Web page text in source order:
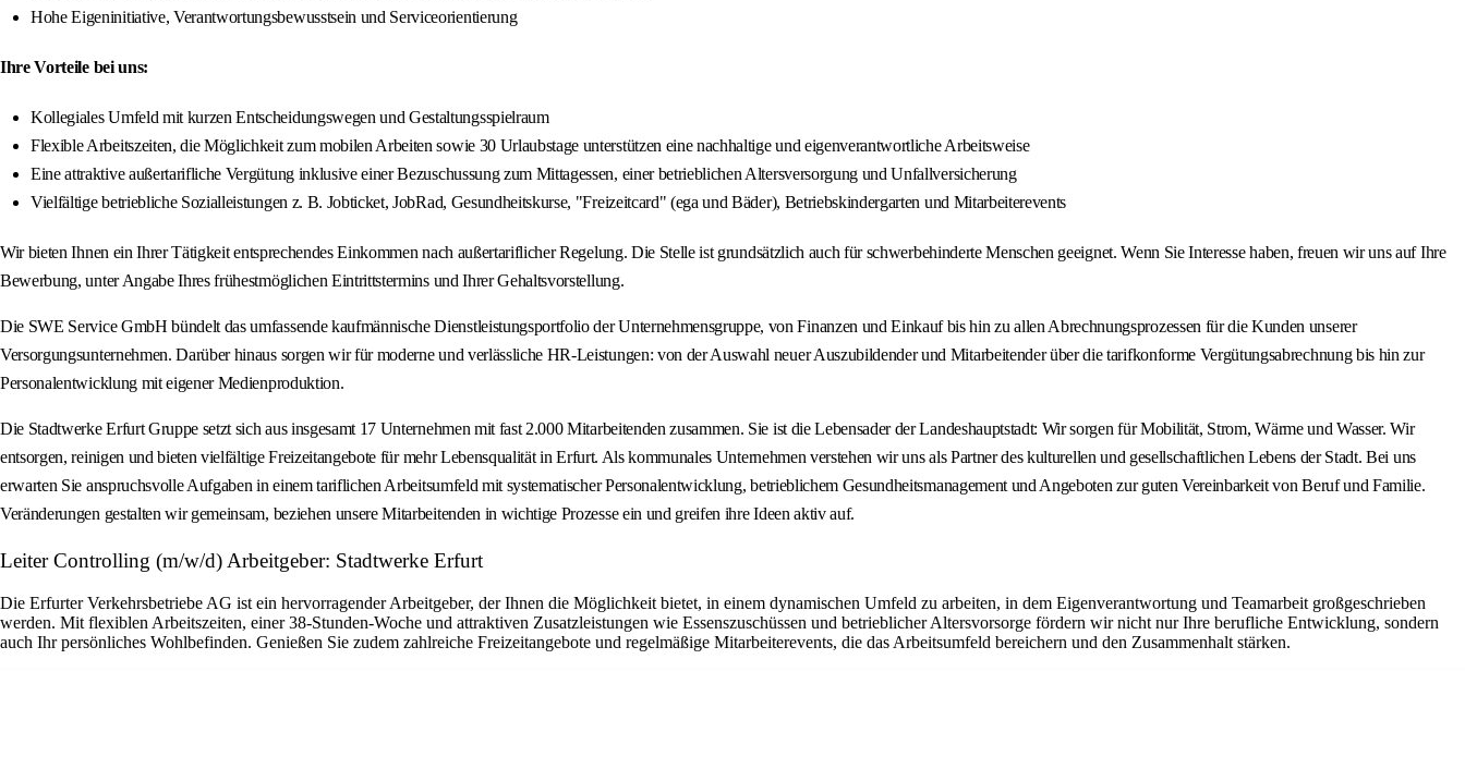
Hohe Eigeninitiative, Verantwortungsbewusstsein und Serviceorientierung
Ihre Vorteile bei uns:
Kollegiales Umfeld mit kurzen Entscheidungswegen und Gestaltungsspielraum
Flexible Arbeitszeiten, die Möglichkeit zum mobilen Arbeiten sowie 30 Urlaubstage unterstützen eine nachhaltige und eigenverantwortliche Arbeitsweise
Eine attraktive außertarifliche Vergütung inklusive einer Bezuschussung zum Mittagessen, einer betrieblichen Altersversorgung und Unfallversicherung
Vielfältige betriebliche Sozialleistungen z. B. Jobticket, JobRad, Gesundheitskurse, "Freizeitcard" (ega und Bäder), Betriebskindergarten und Mitarbeiterevents
Wir bieten Ihnen ein Ihrer Tätigkeit entsprechendes Einkommen nach außertariflicher Regelung. Die Stelle ist grundsätzlich auch für schwerbehinderte Menschen geeignet. Wenn Sie Interesse haben, freuen wir uns auf Ihre
Bewerbung, unter Angabe Ihres frühestmöglichen Eintrittstermins und Ihrer Gehaltsvorstellung.
Die SWE Service GmbH bündelt das umfassende kaufmännische Dienstleistungsportfolio der Unternehmensgruppe, von Finanzen und Einkauf bis hin zu allen Abrechnungsprozessen für die Kunden unserer
Versorgungsunternehmen. Darüber hinaus sorgen wir für moderne und verlässliche HR-Leistungen: von der Auswahl neuer Auszubildender und Mitarbeitender über die tarifkonforme Vergütungsabrechnung bis hin zur
Personalentwicklung mit eigener Medienproduktion.
Die Stadtwerke Erfurt Gruppe setzt sich aus insgesamt 17 Unternehmen mit fast 2.000 Mitarbeitenden zusammen. Sie ist die Lebensader der Landeshauptstadt: Wir sorgen für Mobilität, Strom, Wärme und Wasser. Wir
entsorgen, reinigen und bieten vielfältige Freizeitangebote für mehr Lebensqualität in Erfurt. Als kommunales Unternehmen verstehen wir uns als Partner des kulturellen und gesellschaftlichen Lebens der Stadt. Bei uns
erwarten Sie anspruchsvolle Aufgaben in einem tariflichen Arbeitsumfeld mit systematischer Personalentwicklung, betrieblichem Gesundheitsmanagement und Angeboten zur guten Vereinbarkeit von Beruf und Familie.
Veränderungen gestalten wir gemeinsam, beziehen unsere Mitarbeitenden in wichtige Prozesse ein und greifen ihre Ideen aktiv auf.
Leiter Controlling (m/w/d) Arbeitgeber: Stadtwerke Erfurt
Die Erfurter Verkehrsbetriebe AG ist ein hervorragender Arbeitgeber, der Ihnen die Möglichkeit bietet, in einem dynamischen Umfeld zu arbeiten, in dem Eigenverantwortung und Teamarbeit großgeschrieben
werden. Mit flexiblen Arbeitszeiten, einer 38-Stunden-Woche und attraktiven Zusatzleistungen wie Essenszuschüssen und betrieblicher Altersvorsorge fördern wir nicht nur Ihre berufliche Entwicklung, sondern
auch Ihr persönliches Wohlbefinden. Genießen Sie zudem zahlreiche Freizeitangebote und regelmäßige Mitarbeiterevents, die das Arbeitsumfeld bereichern und den Zusammenhalt stärken.